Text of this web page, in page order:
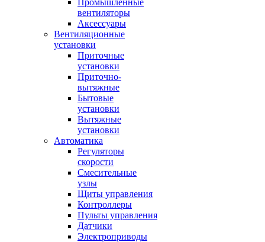
Промышленные
вентиляторы
Аксессуары
Вентиляционные
установки
Приточные
установки
Приточно-
вытяжные
Бытовые
установки
Вытяжные
установки
Автоматика
Регуляторы
скорости
Смесительные
узлы
Щиты управления
Контроллеры
Пульты управления
Датчики
Электроприводы